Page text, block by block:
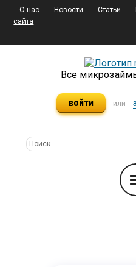
О нас Новости Статьи
сайта
Все
войти или